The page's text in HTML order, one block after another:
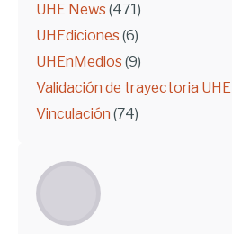
UHE News (471)
UHEdiciones (6)
UHEnMedios (9)
Validación de trayectoria UHE
Vinculación (74)